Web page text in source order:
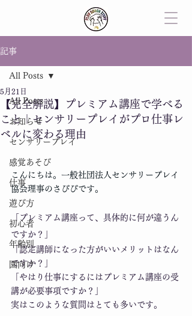
記事
All Posts
お知らせ
センサリープレイ
感覚あそび
仕事
遊び方
初心者
年齢別
園向け
All Posts
【完全解説】プレミアム講座で学べる
こと｜センサリープレイがプロ仕事レ
ベルに変わる理由
5月21日
こんにちは。一般社団法人センサリープレイ
協会理事のさぴぴです。
「プレミアム講座って、具体的に何が違うん
ですか？」
「認定講師になった方がいいメリットはなん
ですか？」
「やはり仕事にするにはプレミアム講座の受
講が必要事項ですか？」
実はこのような質問はとても多いです。